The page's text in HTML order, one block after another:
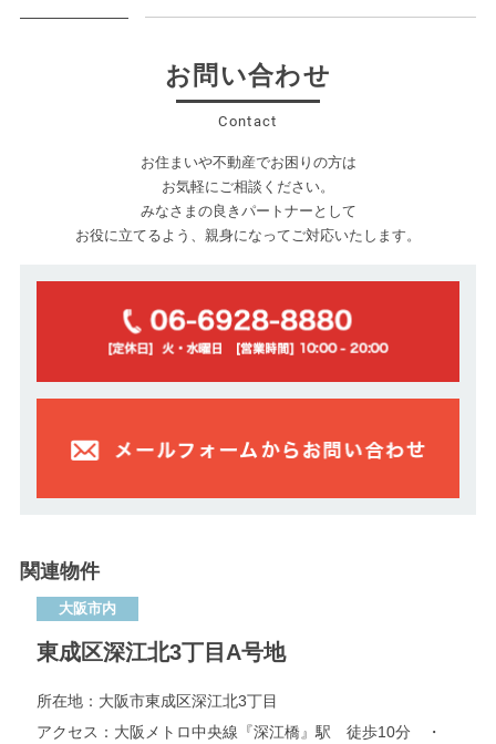
お問い合わせ
Contact
お住まいや不動産でお困りの方は
お気軽にご相談ください。
みなさまの良きパートナーとして
お役に立てるよう、親身になってご対応いたします。
関連物件
大阪市内
東成区深江北3丁目A号地
所在地： 大阪市東成区深江北3丁目
アクセス： 大阪メトロ中央線『深江橋』駅 徒歩10分 ・